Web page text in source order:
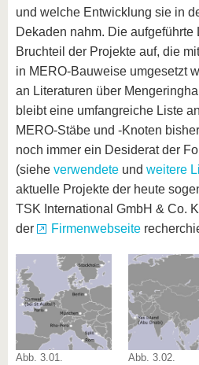
und welche Entwicklung sie in
Dekaden nahm. Die aufgeführte
Bruchteil der Projekte auf, die
in MERO-Bauweise umgesetzt
an Literaturen über
bleibt eine umfangreiche Liste
MERO-Stäbe und -Knoten
noch immer ein Desiderat der
(siehe verwendete und weitere
aktuelle Projekte der heute
TSK International GmbH & Co.
der
Firmenwebseite
Abb. 3.01.
Abb. 3.02.